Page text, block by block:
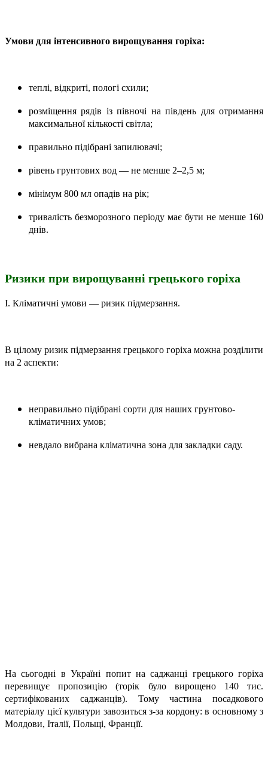
Умови для інтенсивного вирощування горіха:
теплі, відкриті, пологі схили;
розміщення рядів із півночі на південь для отримання
максимальної кількості світла;
правильно підібрані запилювачі;
рівень грунтових вод — не менше 2–2,5 м;
мінімум 800 мл опадів на рік;
тривалість безморозного періоду має бути не менше 160
днів.
Ризики при вирощуванні грецького горіха
І. Кліматичні умови — ризик підмерзання.
В цілому ризик підмерзання грецького горіха можна розділити
на 2 аспекти:
неправильно підібрані сорти для наших грунтово-
кліматичних умов;
невдало вибрана кліматична зона для закладки саду.
На сьогодні в Україні попит на саджанці грецького горіха
перевищує пропозицію (торік було вирощено 140 тис.
сертифікованих саджанців). Тому частина посадкового
матеріалу цієї культури завозиться з-за кордону: в основному з
Молдови, Італії, Польщі, Франції.